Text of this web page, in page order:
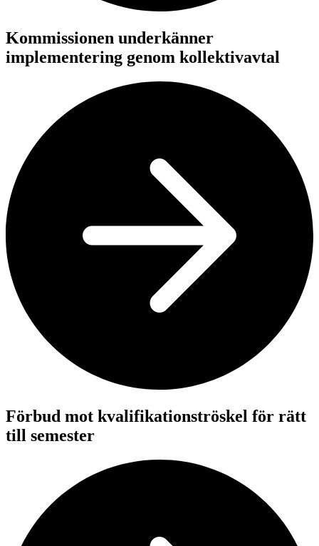
Kommissionen underkänner
implementering genom kollektivavtal
Förbud mot kvalifikationströskel för rätt
till semester